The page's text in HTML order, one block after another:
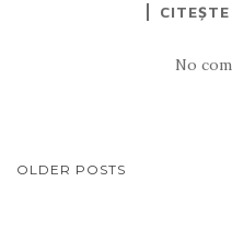
No
NAVIGARE
OLDER POSTS